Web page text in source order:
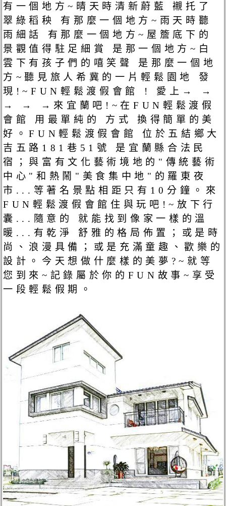
有一個地方~晴天時清新蔚藍 襯托了
翠綠稻秧 有那麼一個地方~雨天時聽
雨細話 有那麼一個地方~屋簷底下的
景觀值得駐足細賞 是那一個地方~白
雲下有孩子們的嘻笑聲 是那麼一個地
方~聽見旅人希冀的一片輕鬆園地 發
現!~FUN輕鬆渡假會館 ! 愛上→ →
→ → →來宜蘭吧!~在FUN輕鬆渡假
會館 用最單純的 方式 換得簡單的美
好。FUN輕鬆渡假會館 位於五結鄉大
吉五路181巷51號 是宜蘭縣合法民
宿；與富有文化藝術境地的"傳統藝術
中心"和熱鬧"美食集中地"的羅東夜
市...等著名景點相距只有10分鐘。來
FUN輕鬆渡假會館住與玩吧!~放下行
囊...隨意的 就能找到像家一樣的溫
暖...有乾淨 舒雅的格局佈置；或是時
尚、浪漫具備；或是充滿童趣、歡樂的
設計。今天想做什麼樣的美夢?~就等
您到來~記錄屬於你的FUN故事~享受
一段輕鬆假期。